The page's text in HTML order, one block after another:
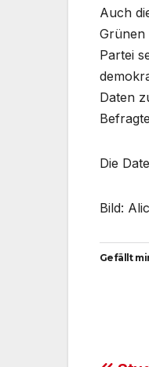
Auch
Grünen
Partei
Daten
Die
Bild:
Gefällt